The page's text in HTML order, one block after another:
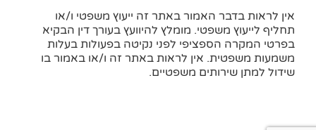
אין לראות בדבר האמור באתר זה ייעוץ משפטי ו/או
תחליף לייעוץ משפטי. מומלץ להיוועץ בעורך דין הבקיא
בפרטי המקרה הספציפי לפני נקיטה בפעולות בעלות
משמעות משפטית. אין לראות באתר זה ו/או באמור בו
שידול למתן שירותים משפטיים.